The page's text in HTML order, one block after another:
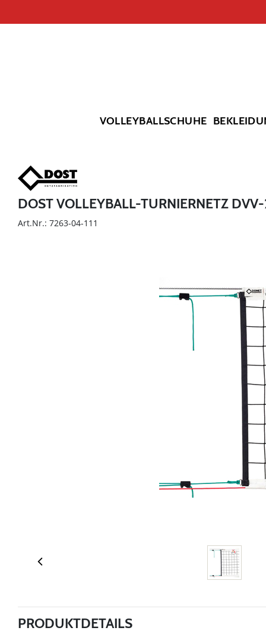
VOLLEYBALLSCHUHE
DOST VOLLEYBALL-TURNIERNETZ
Art.Nr.: 7263-04-111
PRODUKTDETAILS